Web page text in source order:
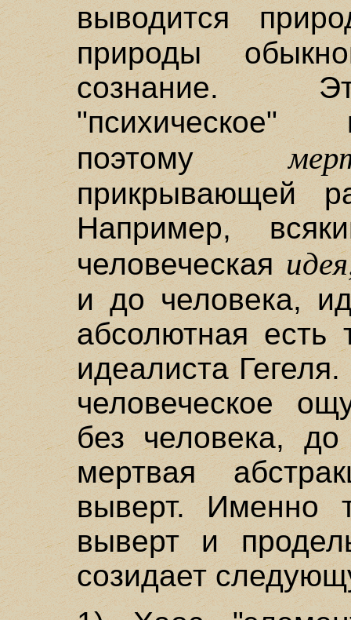
выводится
природы
сознание.
"психическое"
поэтому
прикрывающей
Например,
человеческая
и до человека,
абсолютная есть
идеалиста
человеческое
без человека,
мертвая
выверт. Именно
выверт и
созидает